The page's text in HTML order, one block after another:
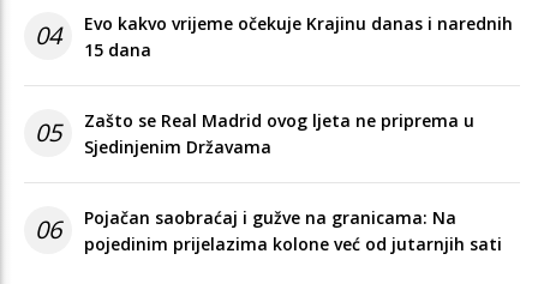
04
Evo kakvo vrijeme očekuje Krajinu danas i narednih
15 dana
05
Zašto se Real Madrid ovog ljeta ne priprema u
Sjedinjenim Državama
06
Pojačan saobraćaj i gužve na granicama: Na
pojedinim prijelazima kolone već od jutarnjih sati